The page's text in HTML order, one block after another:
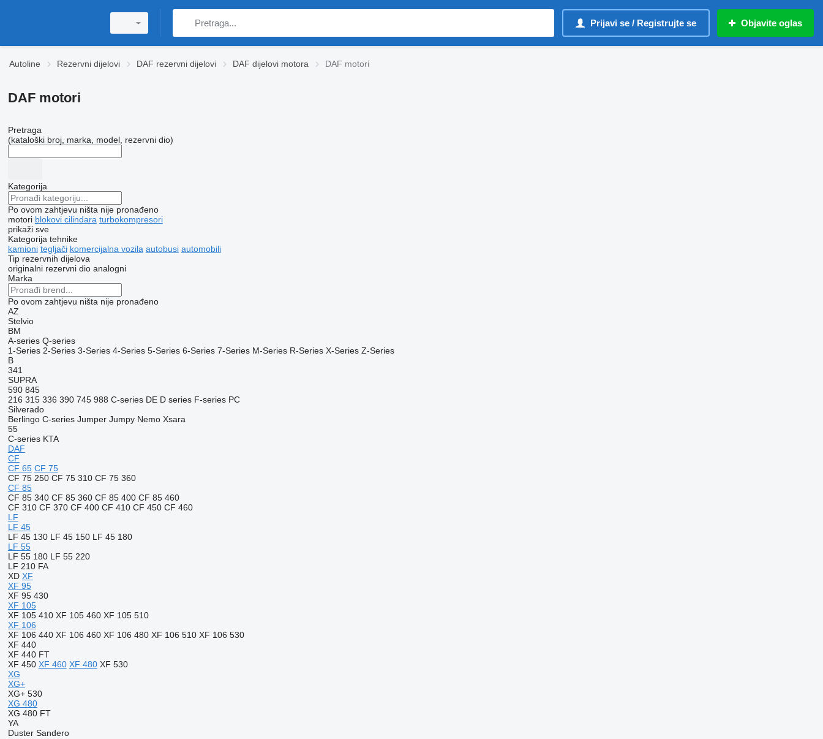
Prijavi se / Registrujte se Objavite oglas
Autoline Rezervni dijelovi DAF rezervni dijelovi DAF dijelovi motora DAF motori
DAF motori
Pretraga
(kataloški broj, marka, model, rezervni dio)
Kategorija
Po ovom zahtjevu ništa nije pronađeno
motori blokovi cilindara turbokompresori
prikaži sve
Kategorija tehnike
kamioni tegljači komercijalna vozila autobusi automobili
Tip rezervnih dijelova
originalni rezervni dio analogni
Marka
Po ovom zahtjevu ništa nije pronađeno
AZ
Stelvio
BM
A-series Q-series
1-Series 2-Series 3-Series 4-Series 5-Series 6-Series 7-Series M-Series R-Series X-Series Z-Series
B
341
SUPRA
590 845
216 315 336 390 745 988 C-series DE D series F-series PC
Silverado
Berlingo C-series Jumper Jumpy Nemo Xsara
55
C-series KTA
DAF
CF
CF 65 CF 75
CF 75 250 CF 75 310 CF 75 360
CF 85
CF 85 340 CF 85 360 CF 85 400 CF 85 460
CF 310 CF 370 CF 400 CF 410 CF 450 CF 460
LF
LF 45
LF 45 130 LF 45 150 LF 45 180
LF 55
LF 55 180 LF 55 220
LF 210 FA
XD XF
XF 95
XF 95 430
XF 105
XF 105 410 XF 105 460 XF 105 510
XF 106
XF 106 440 XF 106 460 XF 106 480 XF 106 510 XF 106 530
XF 440
XF 440 FT
XF 450 XF 460 XF 480 XF 530
XG
XG+
XG+ 530
XG 480
XG 480 FT
YA
Duster Sandero